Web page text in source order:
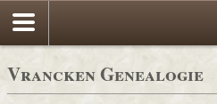
Vrancken Genealogie